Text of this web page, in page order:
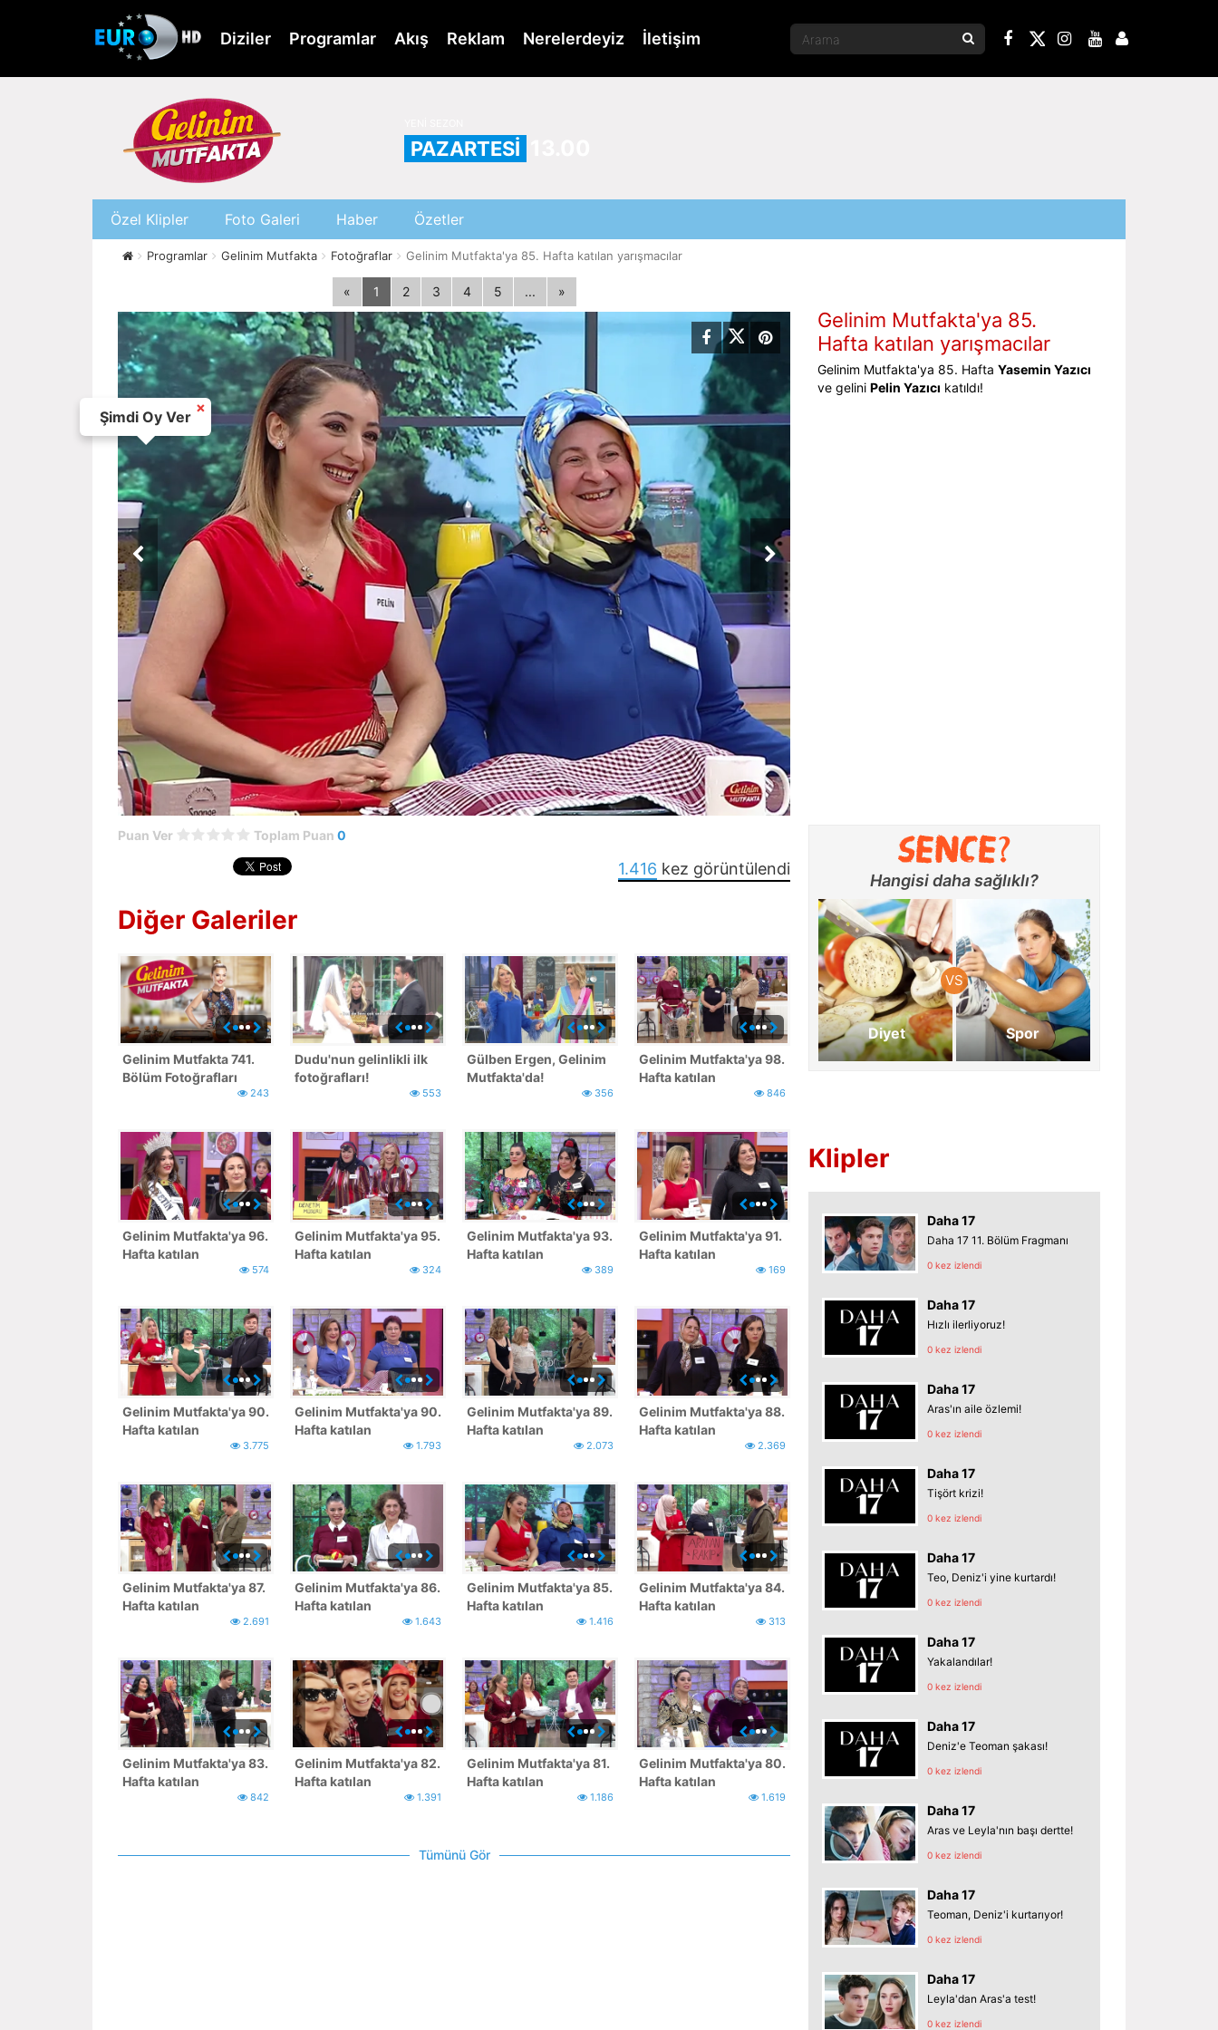
Diziler Programlar Akış Reklam Nerelerdeyiz İletişim
PAZARTESİ
Özel Klipler Foto Galeri Haber Özetler
Programlar Gelinim Mutfakta Fotoğraflar Gelinim Mutfakta'ya 85. Hafta katılan yarışmacılar
« 1 2 3 4 5 ... »
Gelinim Mutfakta'ya 85.
Hafta katılan yarışmacılar
Gelinim Mutfakta'ya 85. Hafta Yasemin Yazıcı
ve gelini Pelin Yazıcı katıldı!
Puan Ver Toplam Puan 0
1.416 kez görüntülendi
Diğer Galeriler
Gelinim Mutfakta 741.
Bölüm Fotoğrafları
243
Dudu'nun gelinlikli ilk
fotoğrafları!
553
Gülben Ergen, Gelinim
Mutfakta'da!
356
Gelinim Mutfakta'ya 98.
Hafta katılan
846
Gelinim Mutfakta'ya 96.
Hafta katılan
574
Gelinim Mutfakta'ya 95.
Hafta katılan
324
Gelinim Mutfakta'ya 93.
Hafta katılan
389
Gelinim Mutfakta'ya 91.
Hafta katılan
169
Gelinim Mutfakta'ya 90.
Hafta katılan
3.775
Gelinim Mutfakta'ya 90.
Hafta katılan
1.793
Gelinim Mutfakta'ya 89.
Hafta katılan
2.073
Gelinim Mutfakta'ya 88.
Hafta katılan
2.369
Gelinim Mutfakta'ya 87.
Hafta katılan
2.691
Gelinim Mutfakta'ya 86.
Hafta katılan
1.643
Gelinim Mutfakta'ya 85.
Hafta katılan
1.416
Gelinim Mutfakta'ya 84.
Hafta katılan
313
Gelinim Mutfakta'ya 83.
Hafta katılan
842
Gelinim Mutfakta'ya 82.
Hafta katılan
1.391
Gelinim Mutfakta'ya 81.
Hafta katılan
1.186
Gelinim Mutfakta'ya 80.
Hafta katılan
1.619
Tümünü Gör
Hangisi daha sağlıklı?
Diyet Spor
Klipler
Daha 17
Daha 17 11. Bölüm Fragmanı
0 kez izlendi
Daha 17
Hızlı ilerliyoruz!
0 kez izlendi
Daha 17
Aras'ın aile özlemi!
0 kez izlendi
Daha 17
Tişört krizi!
0 kez izlendi
Daha 17
Teo, Deniz'i yine kurtardı!
0 kez izlendi
Daha 17
Yakalandılar!
0 kez izlendi
Daha 17
Deniz'e Teoman şakası!
0 kez izlendi
Daha 17
Aras ve Leyla'nın başı dertte!
0 kez izlendi
Daha 17
Teoman, Deniz'i kurtarıyor!
0 kez izlendi
Daha 17
Leyla'dan Aras'a test!
0 kez izlendi
Şimdi Oy Ver
×